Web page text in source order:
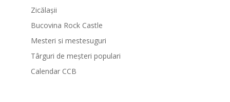
Zicălașii
Bucovina Rock Castle
Mesteri si mestesuguri
Târguri de meșteri populari
Calendar CCB